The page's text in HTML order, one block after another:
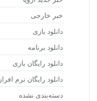
خبر خارجی
دانلود بازی
دانلود برنامه
دانلود رایگان بازی
دانلود رایگان نرم افراز
دسته‌بندی نشده